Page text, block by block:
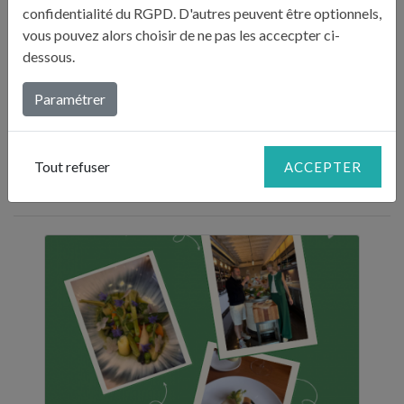
43290 (Haute-Loire)
04 71 59 93 72
DERNIÈRES PUBLICATIONS :
"BILLETS D'HUMEUR"
confidentialité du RGPD. D'autres peuvent être optionnels,
vous pouvez alors choisir de ne pas les accecpter ci-
dessous.
Paramétrer
Tout refuser ACCEPTER